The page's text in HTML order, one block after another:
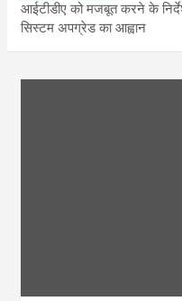
आईटीडीए को मजबूत करने के
सिस्टम अपग्रेड का आह्वान